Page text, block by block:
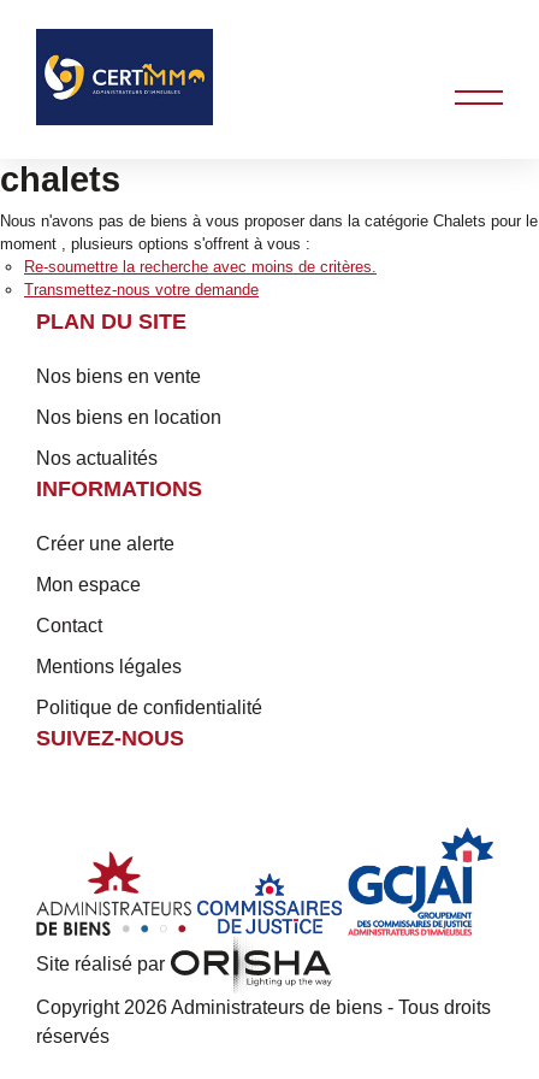
chalets
Nous n'avons pas de biens à vous proposer dans la catégorie Chalets pour le
moment , plusieurs options s'offrent à vous :
Re-soumettre la recherche avec moins de critères.
Transmettez-nous votre demande
PLAN DU SITE
Nos biens en vente
Nos biens en location
Nos actualités
INFORMATIONS
Créer une alerte
Mon espace
Contact
Mentions légales
Politique de confidentialité
SUIVEZ-NOUS
Site réalisé par
Copyright 2026 Administrateurs de biens - Tous droits
réservés